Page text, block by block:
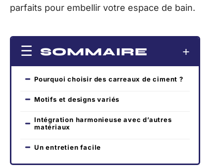
parfaits pour embellir votre espace de bain.
SOMMAIRE
Pourquoi choisir des carreaux de ciment ?
Motifs et designs variés
Intégration harmonieuse avec d’autres
matériaux
Un entretien facile